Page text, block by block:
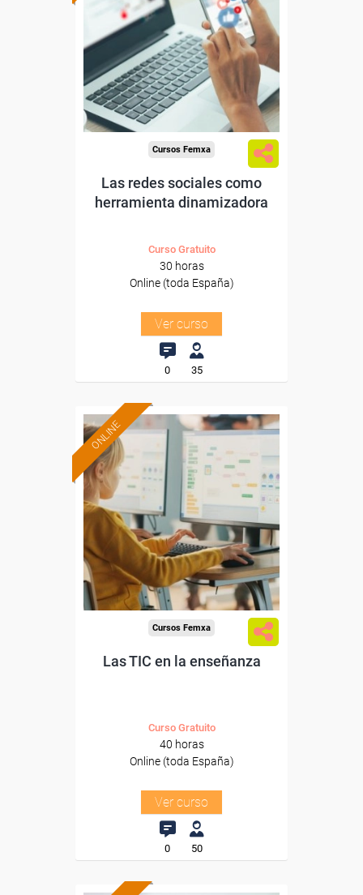
Para desempleados,
trabajadores y autónomos.
Sector
-Educación.
Cursos Femxa
Las redes sociales como
herramienta dinamizadora
Curso Gratuito
30 horas
Online (toda España)
Ver curso
0 35
ONLINE
Formación 100%
subvencionada.
Para desempleados,
trabajadores y autónomos.
Sector
-Educación.
Cursos Femxa
Las TIC en la enseñanza
Curso Gratuito
40 horas
Online (toda España)
Ver curso
0 50